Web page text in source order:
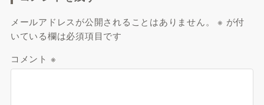
メールアドレスが公開されることはありません。 ※ が付
いている欄は必須項目です
コメント ※